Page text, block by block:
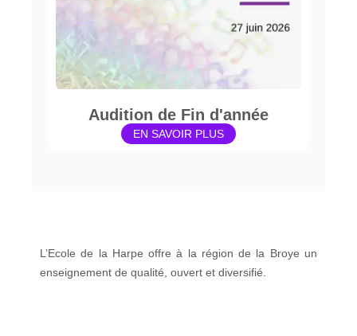
Audition de Fin d'année
EN SAVOIR PLUS
L’Ecole de la Harpe offre à la région de la Broye un
enseignement de qualité, ouvert et diversifié.